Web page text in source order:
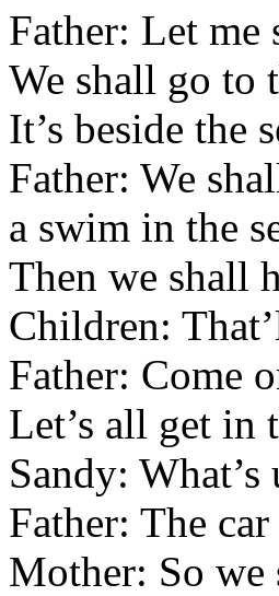
Father: Let me
We shall go to
It’s beside the
Father: We
a swim in the
Then we shall
Children:
Father: Come
Let’s all get in
Sandy: What’s
Father: The
Mother: So we